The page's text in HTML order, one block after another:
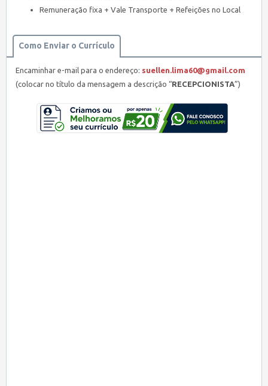
Remuneração fixa + Vale Transporte + Refeições no Local
Como Enviar o Currículo
Encaminhar e-mail para o endereço: suellen.lima60@gmail.com
(colocar no título da mensagem a descrição “RECEPCIONISTA”)